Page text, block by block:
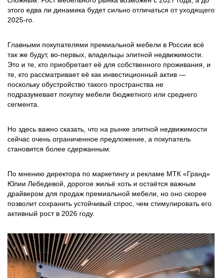
этого едва ли динамика будет сильно отличаться от уходящего
2025-го.
Главными покупателями премиальной мебели в России всё
так же будут, во-первых, владельцы элитной недвижимости.
Это и те, кто приобретает её для собственного проживания, и
те, кто рассматривает её как инвестиционный актив —
поскольку обустройство такого пространства не
подразумевает покупку мебели бюджетного или среднего
сегмента.
Но здесь важно сказать, что на рынке элитной недвижимости
сейчас очень ограниченное предложение, а покупатель
становится более сдержанным.
По мнению директора по маркетингу и рекламе МТК «Гранд»
Юлии Лебедевой, дорогое жильё хоть и остаётся важным
драйвером для продаж премиальной мебели, но оно скорее
позволит сохранить устойчивый спрос, чем стимулировать его
активный рост в 2026 году.